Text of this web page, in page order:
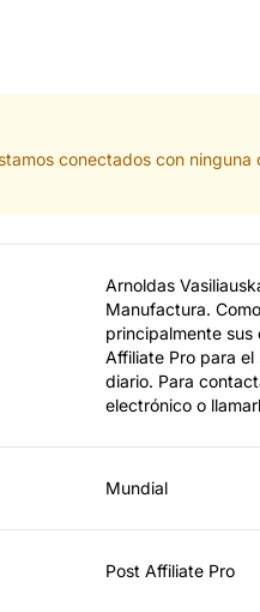
conectados con
Arnoldas
Manufactura.
principalmente sus
Affiliate Pro para
diario. Para
electrónico o
Mundial
Post Affiliate Pro